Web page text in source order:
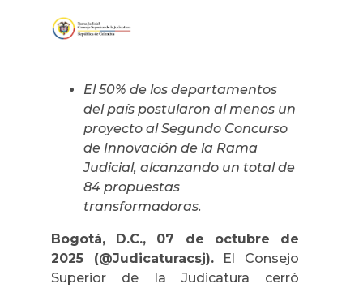
El 50% de los departamentos
del país postularon al menos un
proyecto al Segundo Concurso
de Innovación de la Rama
Judicial, alcanzando un total de
84 propuestas
transformadoras.
Bogotá, D.C., 07 de octubre de
2025 (@Judicaturacsj).El Consejo
Superior de la Judicatura cerró